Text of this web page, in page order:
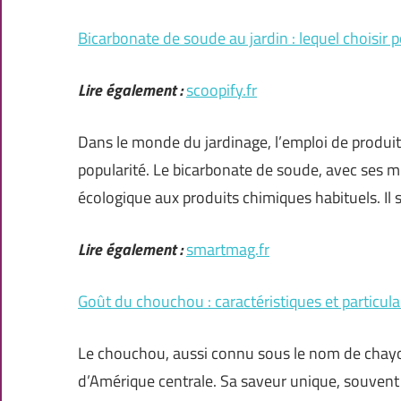
Bicarbonate de soude au jardin : lequel choisir
Lire également :scoopify.fr
Dans le monde du jardinage, l’emploi de
popularité. Le bicarbonate de soude, avec ses
écologique aux produits chimiques habituels. Il
Lire également :smartmag.fr
Goût du chouchou : caractéristiques et
Le chouchou, aussi connu sous le nom de
d’Amérique centrale. Sa saveur unique,